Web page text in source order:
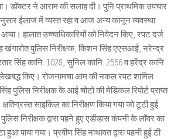
डॉक्टर ने आराम की सलाह दी। पुनि प्राथमिक उपचार
ईलाज में व्यस्त रहा व आज अन्य कानून व्यवस्था
हालात उच्चाधिकारियों को निवेदन किए, रपट दर्ज
खंगारोत पुलिस निरीक्षक, किशन सिंह एएसआई, नरेन्द्र
सिंह कानि. 1028, सुनिल कानि. 2556 व हरेंद्र कानि.
किए। रोजनामचा आम की नकल रपट शामिल
पुलिस निरीक्षक के आई चोटो की मेडिकल रिपोर्ट प्राप्त
साइकिल का निरीक्षण किया गया जो टूटी हुई
निरीक्षक द्वारा पहने हुए एडीडास कंपनी के लॉवर का
हुआ पाया गया। प्रवीण सिंह नाथावत द्वारा पहनी हुई टी